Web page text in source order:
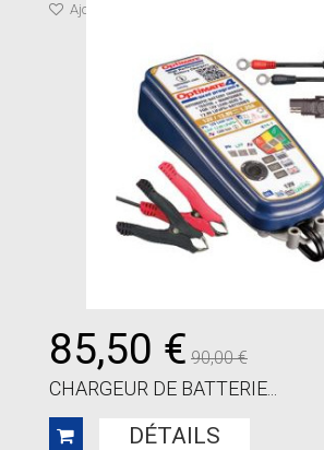
Ajouter à ma liste de cadeaux
85,50 € 90,00 €
CHARGEUR DE BATTERIE...
DÉTAILS